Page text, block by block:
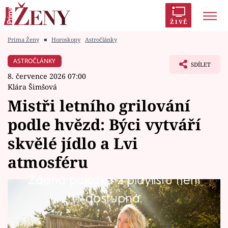
ŽIVĚ
Módní alarm
Témata
Celebrity
Vztahy
Seriály
Prima Ženy ■ Horoskopy Astročlánky
ASTROČLÁNKY
8. července 2026 07:00
Klára Šimšová
SDÍLET
Mistři letního grilování
podle hvězd: Býci vytváří
skvělé jídlo a Lvi
atmosféru
Žádná položka z playlistu není
dostupná.
Léto a grilování patří k sobě stejně
neodmyslitelně jako teplo a zmrzlina. Pro
někoho je grilovačka hlavně o dobrém jídle,